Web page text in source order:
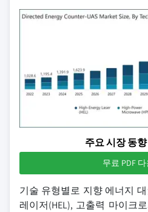
주요 시장 동
무료 PDF
기술 유형별로 지향 에너지
레이저(HEL), 고출력 마이크